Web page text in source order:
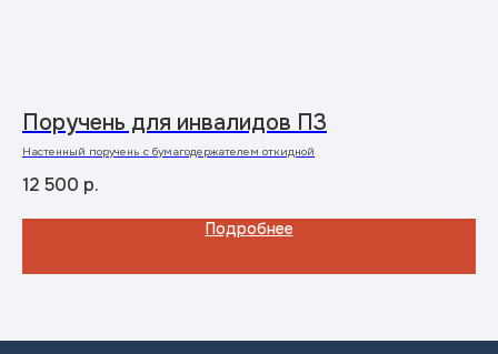
Поручень для инвалидов П3
Настенный поручень с бумагодержателем откидной
12 500 р.
Подробнее